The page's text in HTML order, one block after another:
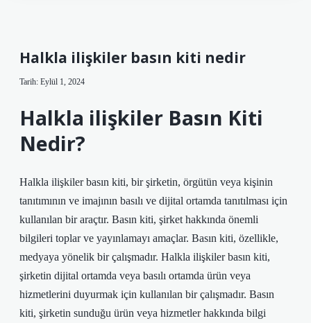
Halkla ilişkiler basın kiti nedir
Tarih: Eylül 1, 2024
Halkla ilişkiler Basın Kiti
Nedir?
Halkla ilişkiler basın kiti, bir şirketin, örgütün veya kişinin
tanıtımının ve imajının basılı ve dijital ortamda tanıtılması için
kullanılan bir araçtır. Basın kiti, şirket hakkında önemli
bilgileri toplar ve yayınlamayı amaçlar. Basın kiti, özellikle,
medyaya yönelik bir çalışmadır. Halkla ilişkiler basın kiti,
şirketin dijital ortamda veya basılı ortamda ürün veya
hizmetlerini duyurmak için kullanılan bir çalışmadır. Basın
kiti, şirketin sunduğu ürün veya hizmetler hakkında bilgi